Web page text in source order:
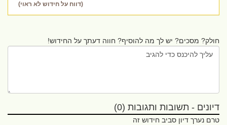
(דווח על חידוש לא ראוי)
חולק? מסכים? יש לך מה להוסיף? חווה דעתך על החידוש!
דיונים - תשובות ותגובות (0)
טרם נערך דיון סביב חידוש זה